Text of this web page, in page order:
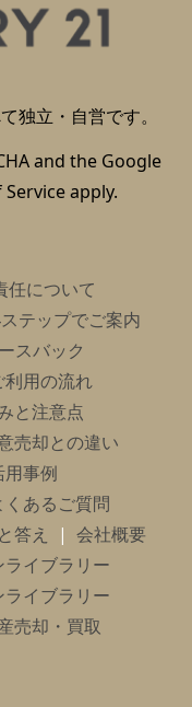
独立・自営です。
and the Google
Serviceapply.
任について
テップでご案内
スバック
利用の流れ
と注意点
売却との違い
用事例
くあるご質問
答え
会社概要
イブラリー
イブラリー
売却・買取